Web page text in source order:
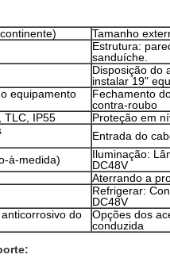
Tamanho
Estrutura:
sanduíche.
Disposição do
instalar 19"
equipamento
Fechamento
contra-roubo
TLC, IP55
Proteção em
Entrada do
à-medida)
Iluminação:
DC48V
Aterrando a
Refrigerar:
DC48V
do
Opções dos
conduzida